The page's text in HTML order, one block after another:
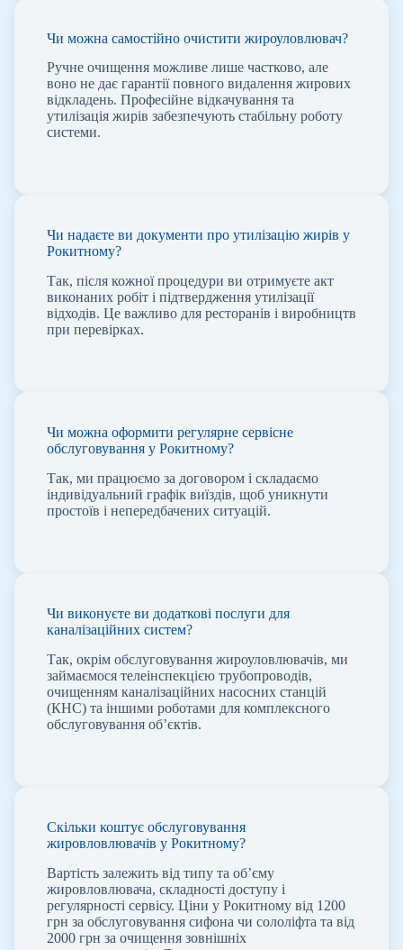
Чи можна самостійно очистити жироуловлювач?
Ручне очищення можливе лише частково, але
воно не дає гарантії повного видалення жирових
відкладень. Професійне відкачування та
утилізація жирів забезпечують стабільну роботу
системи.
Чи надаєте ви документи про утилізацію жирів у
Рокитному?
Так, після кожної процедури ви отримуєте акт
виконаних робіт і підтвердження утилізації
відходів. Це важливо для ресторанів і виробництв
при перевірках.
Чи можна оформити регулярне сервісне
обслуговування у Рокитному?
Так, ми працюємо за договором і складаємо
індивідуальний графік виїздів, щоб уникнути
простоїв і непередбачених ситуацій.
Чи виконуєте ви додаткові послуги для
каналізаційних систем?
Так, окрім обслуговування жироуловлювачів, ми
займаємося телеінспекцією трубопроводів,
очищенням каналізаційних насосних станцій
(КНС) та іншими роботами для комплексного
обслуговування об’єктів.
Скільки коштує обслуговування
жировловлювачів у Рокитному?
Вартість залежить від типу та об’єму
жировловлювача, складності доступу і
регулярності сервісу. Ціни у Рокитному від 1200
грн за обслуговування сифона чи сололіфта та від
2000 грн за очищення зовнішніх